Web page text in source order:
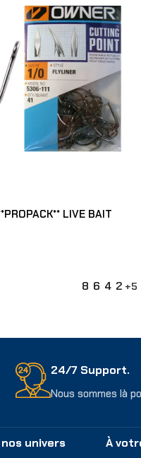
LIVE BAIT
8 6 4 2 +5
24/7 Support.
Nous sommes là
univers À